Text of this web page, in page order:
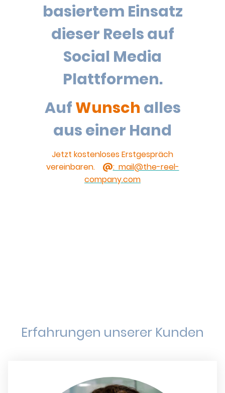
basiertem Einsatz
dieser Reels auf
Social Media
Plattformen.
AufWunsch alles
aus einer Hand
Jetzt kostenloses Erstgespräch
vereinbaren.
@: mail@the-reel-
company.com
Erfahrungen unserer Kunden